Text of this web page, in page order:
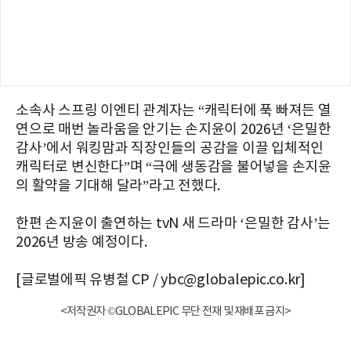
소속사 스프링 이엔티 관계자는 “캐릭터에 푹 빠져든 열
연으로 매번 놀라움을 안기는 손지윤이 2026년 ‘은밀한
감사’에서 워킹맘과 직장인들의 공감을 이끌 입체적인
캐릭터로 변신한다”며 “극에 생동감을 불어넣을 손지윤
의 활약을 기대해 달라”라고 전했다.
한편 손지윤이 출연하는 tvN 새 드라마 ‘은밀한 감사’는
2026년 방송 예정이다.
[글로벌에픽 유병철 CP / ybc@globalepic.co.kr]
<저작권자 ©GLOBALEPIC 무단 전재 및 재배포 금지>